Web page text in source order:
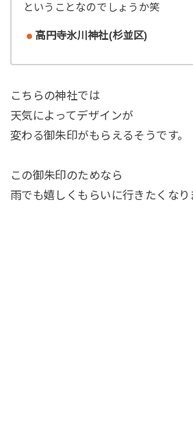
ということなのでしょうか笑
高円寺氷川神社(杉並区)
こちらの神社では
天気によってデザインが
変わる御朱印がもらえるそうです。
この御朱印のためなら
雨でも嬉しくもらいに行きたくなり